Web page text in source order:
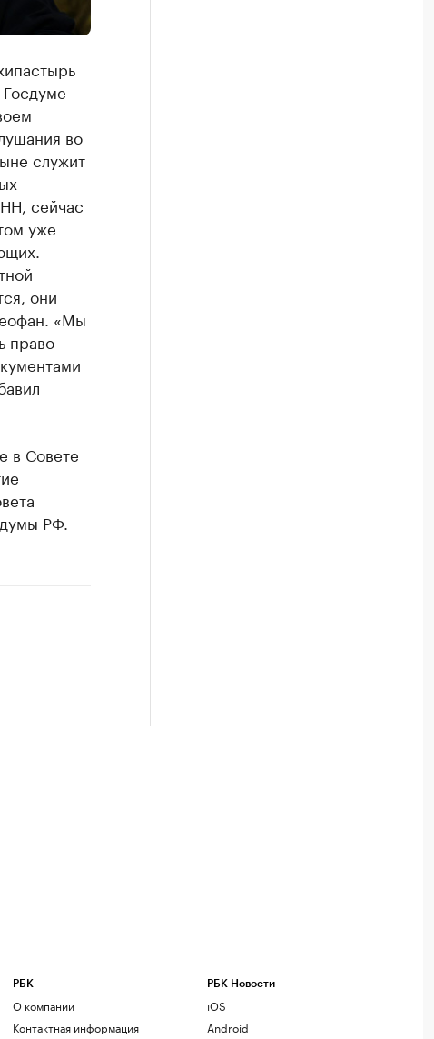
во
служит
сейчас
уже
они
«Мы
право
в Совете
РФ.
РБК
О компании
Контактная информация
РБК Новости
iOS
Android